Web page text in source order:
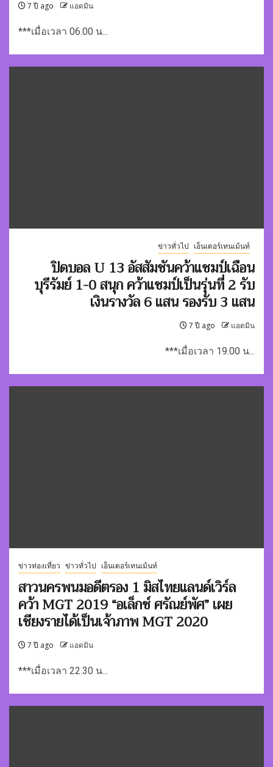
7 ปี ago แอดมิน
***เมื่อเวลา 06.00 น...
ข่าวทั่วไป เอ็นเตอร์เทนเม้นท์
ปิดบอล U 13 อัสสัมชันคว้าแชมป์เฉือน
บุรีรัมย์ 1-0 สนุก คว้าแชมป์เป็นรุ่นที่ 2 รับ
เงินรางวัล 6 แสน รองรับ 3 แสน
7 ปี ago แอดมิน
***เมื่อเวลา 19.00 น...
ข่าวท่องเที่ยว ข่าวทั่วไป เอ็นเตอร์เทนเม้นท์
สาวนครพนมอดีตรอง 1 มิสไทยแลนด์เวิร์ล
คว้า MGT 2019 “อเล็กซ์ ศรัณย์พัศ” เผย
เชียงรายได้เป็นเจ้าภาพ MGT 2020
7 ปี ago แอดมิน
***เมื่อเวลา 22.30 น...